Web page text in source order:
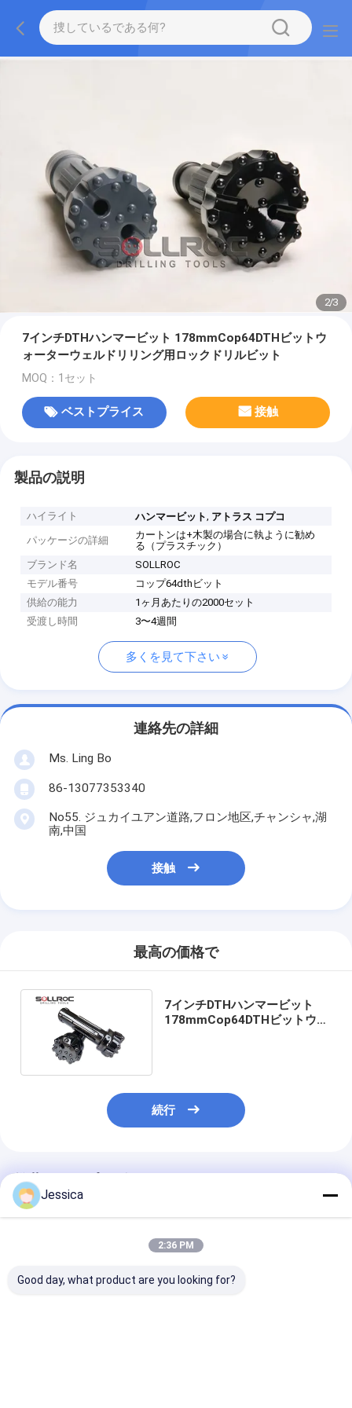
2/3
7インチDTHハンマービット 178mmCop64DTHビットウ
ォーターウェルドリリング用ロックドリルビット
MOQ：1セット
ベストプライス 接触
製品の説明
ハイライト ハンマービット, アトラス コプコ
パッケージの詳細
カートンは+木製の場合に執ように勧め
る（プラスチック）
ブランド名
SOLLROC
モデル番号
コップ64dthビット
供給の能力
1ヶ月あたりの2000セット
受渡し時間
3〜4週間
多くを見て下さい
連絡先の詳細
Ms. Ling Bo
86-13077353340
No55. ジュカイユアン道路,フロン地区,チャンシャ,湖
南,中国
接触
最高の価格で
7インチDTHハンマービット
178mmCop64DTHビットウォ
続行
推薦されたプロダクト
Jessica
2:36 PM
Good day, what product are you looking for?